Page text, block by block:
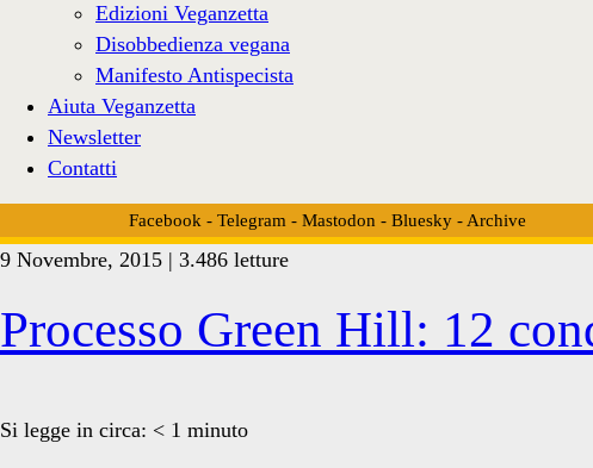
Edizioni Veganzetta
Disobbedienza vegana
Manifesto Antispecista
Aiuta Veganzetta
Newsletter
Contatti
Facebook - Telegram - Mastodon - Bluesky- Archive
9 Novembre, 2015 | 3.486 letture
Processo Green Hill: 12
Si legge in circa: < 1 minuto